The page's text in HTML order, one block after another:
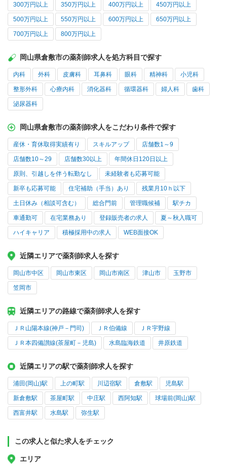
300万円以上 350万円以上 400万円以上 450万円以上
500万円以上 550万円以上 600万円以上 650万円以上
700万円以上 800万円以上
岡山県倉敷市の薬剤師求人を処方科目で探す
内科 外科 皮膚科 耳鼻科 眼科 精神科 小児科
整形外科 心療内科 消化器科 循環器科 婦人科 歯科
泌尿器科
岡山県倉敷市の薬剤師求人をこだわり条件で探す
産休・育休取得実績有り スキルアップ 店舗数1～9
店舗数10～29 店舗数30以上 年間休日120日以上
原則、引越しを伴う転勤なし 未経験者も応募可能
新卒も応募可能 住宅補助（手当）あり 残業月10ｈ以下
土日休み（相談可含む） 総合門前 管理職候補 駅チカ
車通勤可 在宅業務あり 登録販売者の求人 夏～秋入職可
ハイキャリア 積極採用中の求人 WEB面接OK
近隣エリアで薬剤師求人を探す
岡山市中区 岡山市東区 岡山市南区 津山市 玉野市
笠岡市
近隣エリアの路線で薬剤師求人を探す
ＪＲ山陽本線(神戸－門司) ＪＲ伯備線 ＪＲ宇野線
ＪＲ本四備讃線(茶屋町－児島) 水島臨海鉄道 井原鉄道
近隣エリアの駅で薬剤師求人を探す
浦田(岡山)駅 上の町駅 川辺宿駅 倉敷駅 児島駅
新倉敷駅 茶屋町駅 中庄駅 西阿知駅 球場前(岡山)駅
西富井駅 水島駅 弥生駅
この求人と似た求人をチェック
エリア